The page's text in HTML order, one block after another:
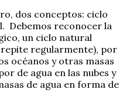
dos conceptos: ciclo
Debemos reconocer la
un ciclo natural
repite regularmente), por
océanos y otras masas
de agua en las nubes y
de agua en forma de